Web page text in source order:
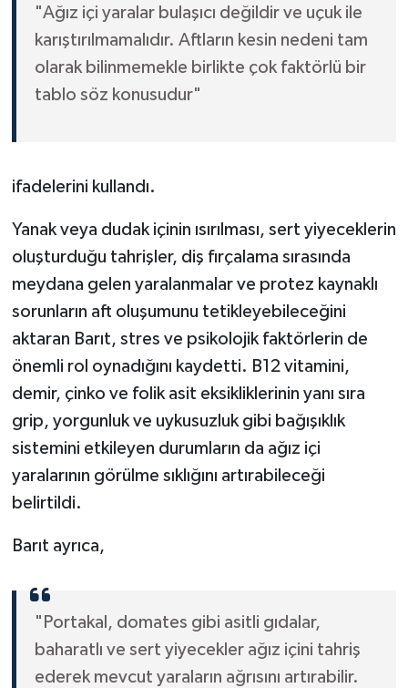
"Ağız içi yaralar bulaşıcı değildir ve uçuk ile
karıştırılmamalıdır. Aftların kesin nedeni tam
olarak bilinmemekle birlikte çok faktörlü bir
tablo söz konusudur"
ifadelerini kullandı.
Yanak veya dudak içinin ısırılması, sert yiyeceklerin
oluşturduğu tahrişler, diş fırçalama sırasında
meydana gelen yaralanmalar ve protez kaynaklı
sorunların aft oluşumunu tetikleyebileceğini
aktaran Barıt, stres ve psikolojik faktörlerin de
önemli rol oynadığını kaydetti. B12 vitamini,
demir, çinko ve folik asit eksikliklerinin yanı sıra
grip, yorgunluk ve uykusuzluk gibi bağışıklık
sistemini etkileyen durumların da ağız içi
yaralarının görülme sıklığını artırabileceği
belirtildi.
Barıt ayrıca,
"Portakal, domates gibi asitli gıdalar,
baharatlı ve sert yiyecekler ağız içini tahriş
ederek mevcut yaraların ağrısını artırabilir.